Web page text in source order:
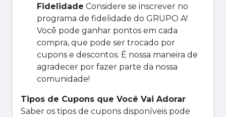
Fidelidade Considere se inscrever no
programa de fidelidade do GRUPO A!
Você pode ganhar pontos em cada
compra, que pode ser trocado por
cupons e descontos. É nossa maneira de
agradecer por fazer parte da nossa
comunidade!
Tipos de Cupons que Você Vai Adorar
Saber os tipos de cupons disponíveis pode